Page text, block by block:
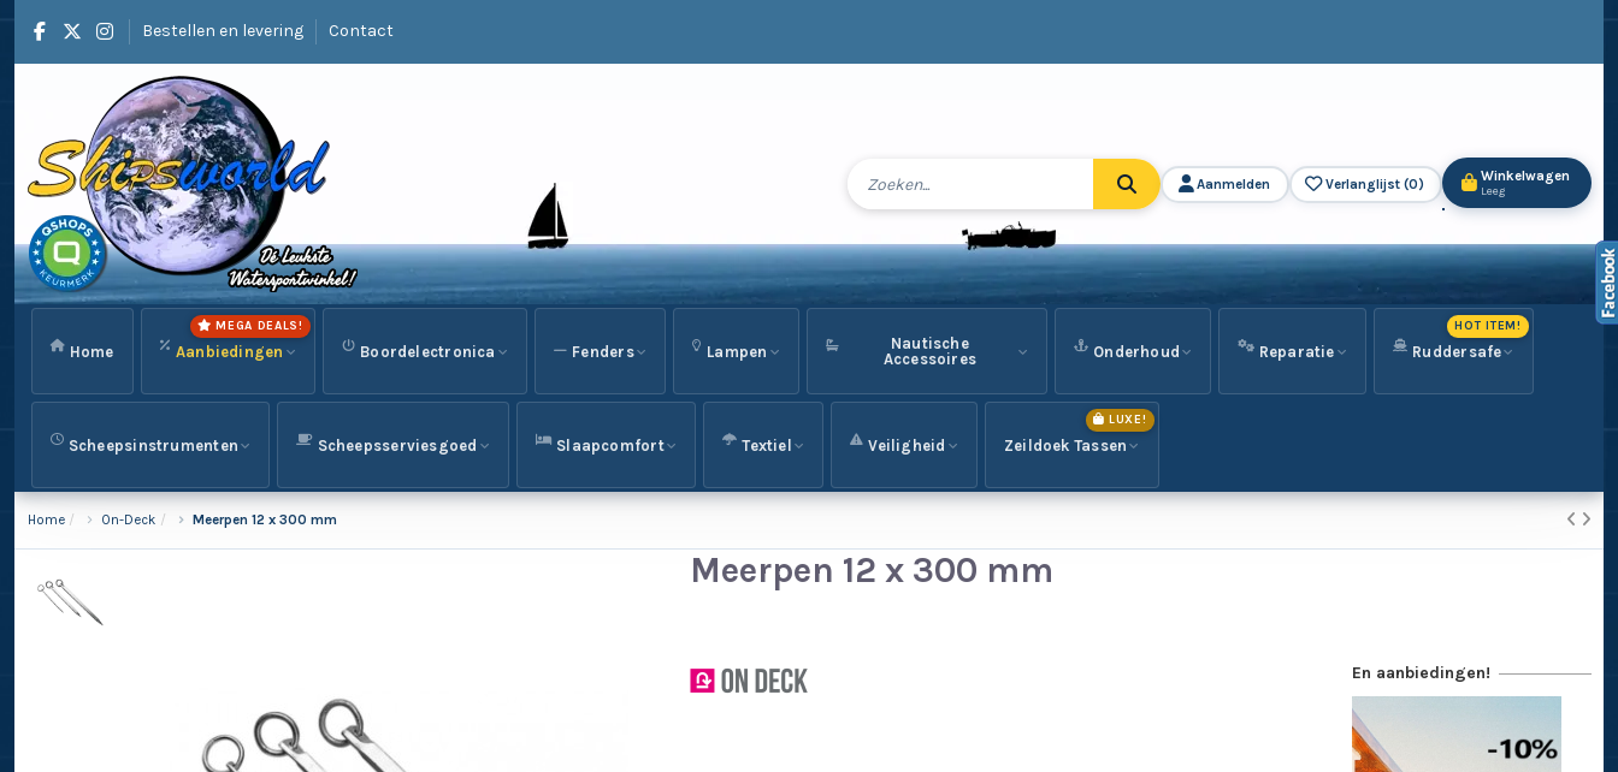
Bestellen en levering Contact
Aanmelden Verlanglijst (0) Winkelwagen
Leeg
Home Aanbiedingen
MEGA DEALS!
Boordelectronica Fenders Lampen
Nautische
Accessoires
Onderhoud Reparatie Ruddersafe
HOT ITEM!
Scheepsinstrumenten Scheepsserviesgoed Slaapcomfort Textiel Veiligheid Zeildoek Tassen
LUXE!
Home On-Deck Meerpen 12 x 300 mm
Meerpen 12 x 300 mm
En aanbiedingen!